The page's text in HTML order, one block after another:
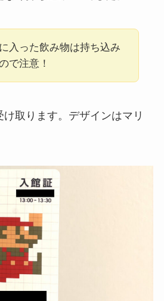
入った飲み物は持ち込み
で注意！
取ります。デザインはマリ